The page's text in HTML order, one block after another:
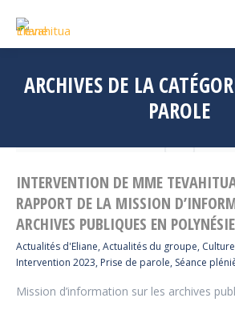
ARCHIVES DE LA
PAROLE
INTERVENTION DE MME
RAPPORT DE LA MISSION
ARCHIVES PUBLIQUES EN POLYNÉSIE
Actualités d'Eliane, Actualités du groupe,
Intervention 2023, Prise de parole, Séance
Mission d’information sur les archives